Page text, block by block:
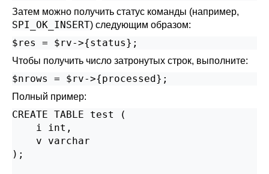
Затем можно получить статус команды (например,
SPI_OK_INSERT) следующим образом:
$res = $rv->{status};
Чтобы получить число затронутых строк, выполните:
$nrows = $rv->{processed};
Полный пример:
CREATE TABLE test (
    i int,
    v varchar
);